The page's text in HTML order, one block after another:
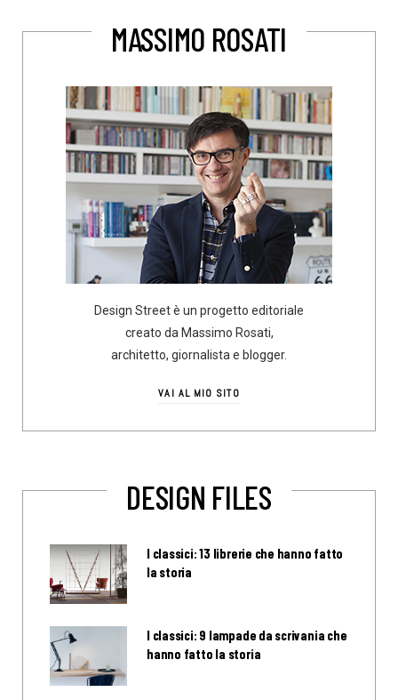
MASSIMO ROSATI
Design Street è un progetto editoriale
creato da Massimo Rosati,
architetto, giornalista e blogger.
VAI AL MIO SITO
DESIGN FILES
I classici: 13 librerie che hanno fatto
la storia
I classici: 9 lampade da scrivania che
hanno fatto la storia